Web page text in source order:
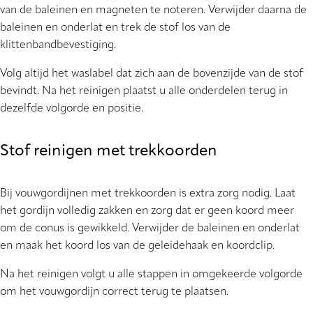
van de baleinen en magneten te noteren. Verwijder daarna de
baleinen en onderlat en trek de stof los van de
klittenbandbevestiging.
Volg altijd het waslabel dat zich aan de bovenzijde van de stof
bevindt. Na het reinigen plaatst u alle onderdelen terug in
dezelfde volgorde en positie.
Stof reinigen met trekkoorden
Bij vouwgordijnen met trekkoorden is extra zorg nodig. Laat
het gordijn volledig zakken en zorg dat er geen koord meer
om de conus is gewikkeld. Verwijder de baleinen en onderlat
en maak het koord los van de geleidehaak en koordclip.
Na het reinigen volgt u alle stappen in omgekeerde volgorde
om het vouwgordijn correct terug te plaatsen.